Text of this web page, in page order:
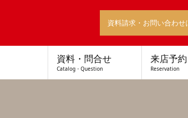
資料請求・お問い合わせ
資料・問合せ
Catalog・Question
来店予約
Reservation